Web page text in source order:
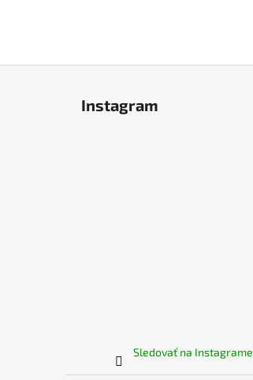
Instagram
Sledovať na Instagrame